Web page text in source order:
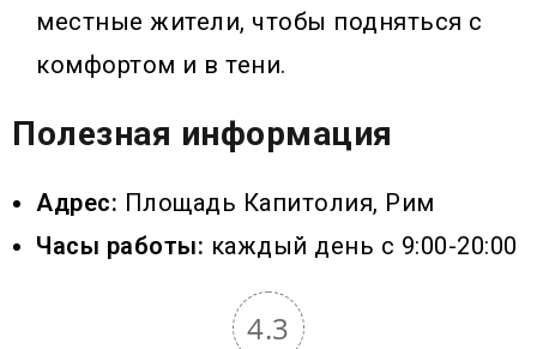
местные жители, чтобы подняться с
комфортом и в тени.
Полезная информация
Адрес: Площадь Капитолия, Рим
Часы работы: каждый день с 9:00-20:00
4.3